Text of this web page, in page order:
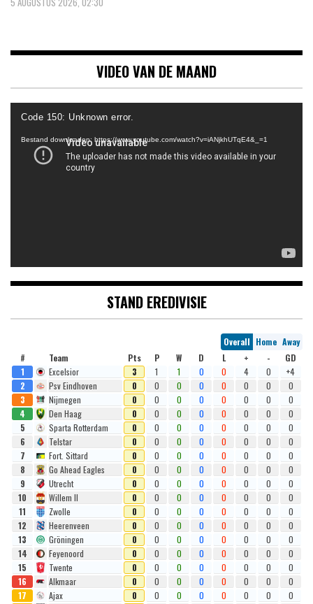
VIDEO VAN DE MAAND
Videospeler
Code 150: Unknown error.
Bestand downloaden: https://www.youtube.com/watch?v=iANjkhUTqE4&_=1
STAND EREDIVISIE
Overall Home Away
#
Team Pts P W D L + -
GD
1
Excelsior 3 1 1 0 0 4 0
+4
2
Psv Eindhoven 0 0 0 0 0 0 0
0
3
Nijmegen 0 0 0 0 0 0 0
0
4
Den Haag 0 0 0 0 0 0 0
0
5
Sparta Rotterdam 0 0 0 0 0 0 0
0
6
Telstar 0 0 0 0 0 0 0
0
7
Fort. Sittard 0 0 0 0 0 0 0
0
8
Go Ahead Eagles 0 0 0 0 0 0 0
0
9
Utrecht 0 0 0 0 0 0 0
0
10
Willem II 0 0 0 0 0 0 0
0
11
Zwolle 0 0 0 0 0 0 0
0
12
Heerenveen 0 0 0 0 0 0 0
0
13
Gröningen 0 0 0 0 0 0 0
0
14
Feyenoord 0 0 0 0 0 0 0
0
15
Twente 0 0 0 0 0 0 0
0
16
Alkmaar 0 0 0 0 0 0 0
0
17
Ajax 0 0 0 0 0 0 0
0